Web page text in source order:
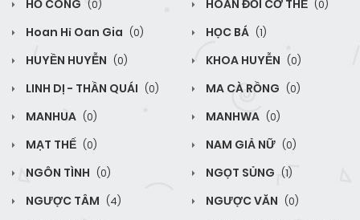
HỖ CÔNG (0) HOÁN ĐỔI CƠ THỂ (0)
Hoan Hỉ Oan Gia (0) HỌC BÁ (1)
HUYỀN HUYỄN (0) KHOA HUYỄN (0)
LINH DỊ - THẦN QUÁI (0) MA CÀ RỒNG (0)
MANHUA (0) MANHWA (0)
MẠT THẾ (0) NAM GIẢ NỮ (0)
NGÔN TÌNH (0) NGỌT SỦNG (1)
NGƯỢC TÂM (4) NGƯỢC VĂN (0)